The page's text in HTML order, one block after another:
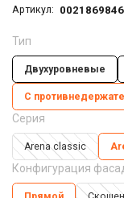
Артикул: 0021869846
Тип
Двухуровневые
С
Серия
Arena classic
Конфигурация